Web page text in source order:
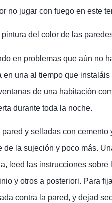
no jugar con fuego en este
del color de las
en problemas que aún no
una al tiempo que
de una habitación
durante toda la noche.
y selladas con
la sujeción y poco más.
leed las instrucciones
y otros a posteriori. Para
contra la pared, y dejad